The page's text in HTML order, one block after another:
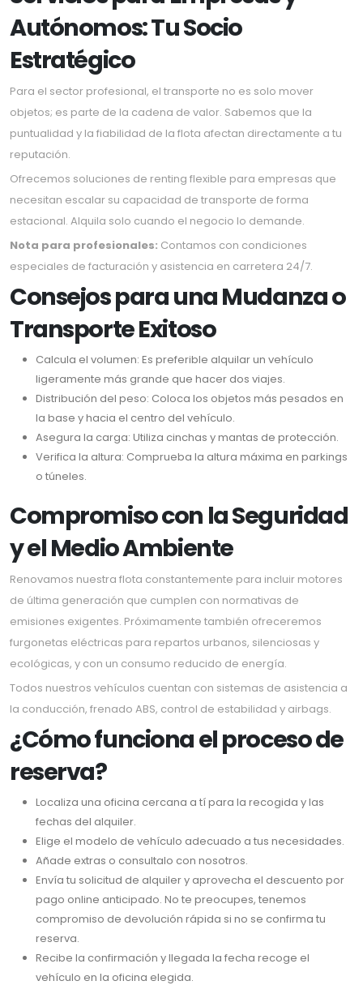
Autónomos: Tu Socio
Estratégico
Para el sector profesional, el transporte no es solo mover
objetos; es parte de la cadena de valor. Sabemos que la
puntualidad y la fiabilidad de la flota afectan directamente a tu
reputación.
Ofrecemos soluciones de renting flexible para empresas que
necesitan escalar su capacidad de transporte de forma
estacional. Alquila solo cuando el negocio lo demande.
Nota para profesionales: Contamos con condiciones
especiales de facturación y asistencia en carretera 24/7.
Consejos para una Mudanza o
Transporte Exitoso
Calcula el volumen: Es preferible alquilar un vehículo
ligeramente más grande que hacer dos viajes.
Distribución del peso: Coloca los objetos más pesados en
la base y hacia el centro del vehículo.
Asegura la carga: Utiliza cinchas y mantas de protección.
Verifica la altura: Comprueba la altura máxima en parkings
o túneles.
Compromiso con la Seguridad
y el Medio Ambiente
Renovamos nuestra flota constantemente para incluir motores
de última generación que cumplen con normativas de
emisiones exigentes. Próximamente también ofreceremos
furgonetas eléctricas para repartos urbanos, silenciosas y
ecológicas, y con un consumo reducido de energía.
Todos nuestros vehículos cuentan con sistemas de asistencia a
la conducción, frenado ABS, control de estabilidad y airbags.
¿Cómo funciona el proceso de
reserva?
Localiza una oficina cercana a tí para la recogida y las
fechas del alquiler.
Elige el modelo de vehículo adecuado a tus necesidades.
Añade extras o consultalo con nosotros.
Envía tu solicitud de alquiler y aprovecha el descuento por
pago online anticipado. No te preocupes, tenemos
compromiso de devolución rápida si no se confirma tu
reserva.
Recibe la confirmación y llegada la fecha recoge el
vehículo en la oficina elegida.